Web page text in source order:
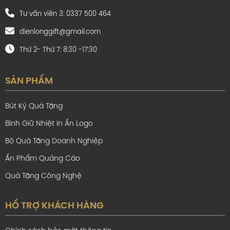
Tư vấn viên 3: 0337 500 464
dienlonggift@gmail.com
Thứ 2- Thứ 7: 8:30 -17:30
SẢN PHẨM
Bút Ký Quà Tặng
Bình Giữ Nhiệt In Ấn Logo
Bộ Quà Tặng Doanh Nghiệp
Ấn Phẩm Quảng Cáo
Quà Tặng Công Nghệ
HỔ TRỢ KHÁCH HÀNG